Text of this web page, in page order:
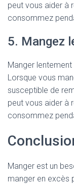
peut vous aider à
consommez
5. Mangez
Manger
Lorsque vous
susceptible de
peut vous aider à
consommez
Manger est un
manger en excès